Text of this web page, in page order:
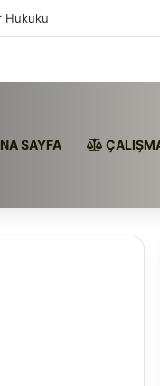
Hukuku
SAYFA